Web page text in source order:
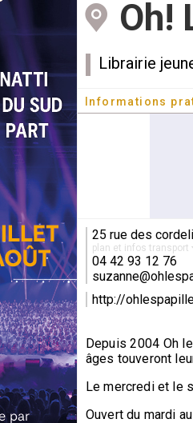
Oh!
Librairie
Informations
25 rue des
plan et infos transport
04 42 93 12 76
http://
Depuis 2004 Oh
âges touveront
Le mercredi et le
Ouvert du mardi